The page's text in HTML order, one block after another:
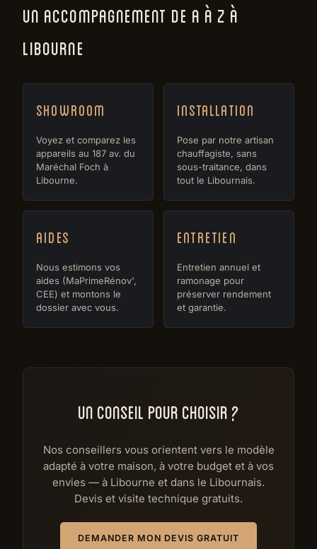
UN ACCOMPAGNEMENT DE A À Z À
LIBOURNE
Showroom
Voyez et comparez les
appareils au 187 av. du
Maréchal Foch à
Libourne.
Installation
Pose par notre artisan
chauffagiste, sans
sous-traitance, dans
tout le Libournais.
Aides
Nous estimons vos
aides (MaPrimeRénov',
CEE) et montons le
dossier avec vous.
Entretien
Entretien annuel et
ramonage pour
préserver rendement
et garantie.
UN CONSEIL POUR CHOISIR ?
Nos conseillers vous orientent vers le modèle
adapté à votre maison, à votre budget et à vos
envies — à Libourne et dans le Libournais.
Devis et visite technique gratuits.
DEMANDER MON DEVIS GRATUIT